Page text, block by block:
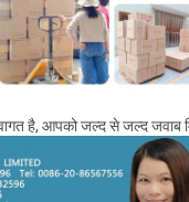
है, आपको जल्द से जल्द जवाब